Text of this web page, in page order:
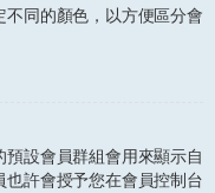
同的顏色，以方便區分會
設會員群組會用來顯示自
許會授予您在會員控制台